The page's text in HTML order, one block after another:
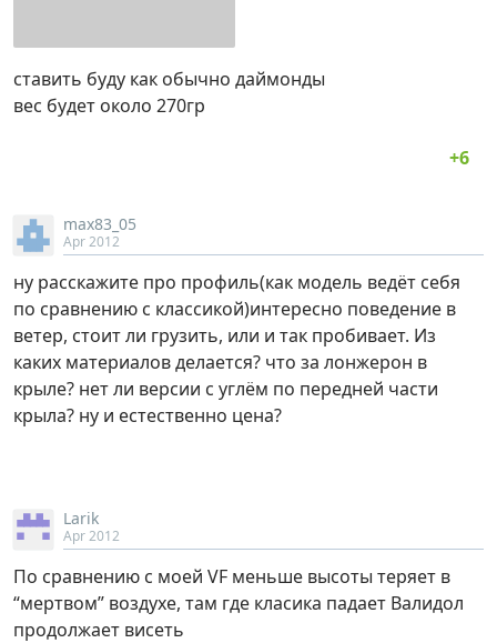
ставить буду как обычно даймонды
вес будет около 270гр
max83_05
Apr 2012
ну расскажите про профиль(как модель ведёт себя
по сравнению с классикой)интересно поведение в
ветер, стоит ли грузить, или и так пробивает. Из
каких материалов делается? что за лонжерон в
крыле? нет ли версии с углём по передней части
крыла? ну и естественно цена?
Larik
Apr 2012
По сравнению с моей VF меньше высоты теряет в
“мертвом” воздухе, там где класика падает Валидол
продолжает висеть